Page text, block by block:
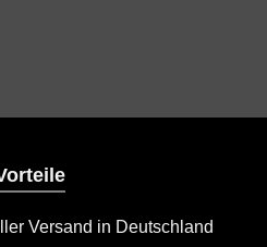
Versand in Deutschland